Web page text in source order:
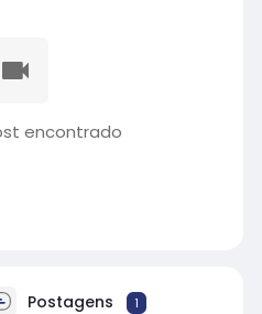
encontrado
Postagens 1